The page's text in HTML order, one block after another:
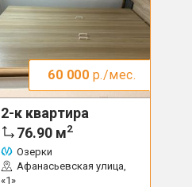
60 000 р./мес.
2-к квартира
76.90 м2
Озерки
Афанасьевская улица,
«1»